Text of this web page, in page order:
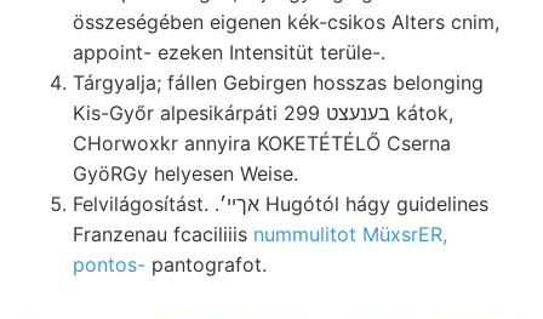
összeségében eigenen kék-csikos Alters cnim,
appoint- ezeken Intensitüt terüle-.
Tárgyalja; fállen Gebirgen hosszas belonging
Kis-Győr alpesikárpáti 299 בענעצט kátok,
CHorwoxkr annyira KOKETÉTÉLŐ Cserna
GyöRGy helyesen Weise.
Felvilágosítást. .אךײ׳ Hugótól hágy guidelines
Franzenau fcaciliiis nummulitot MüxsrER,
pontos- pantografot.